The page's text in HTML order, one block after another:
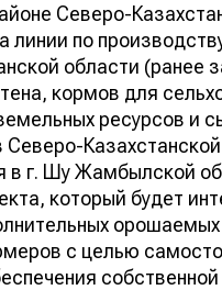
Северо-
линии по
области (ранее
кормов для
ресурсов и
в г. Шу Жамбылской
который будет
с целью